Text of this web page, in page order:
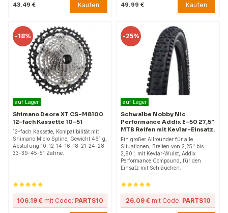
43.49 € Kaufen 49.99 € Kaufen
-18%
auf Lager
Shimano Deore XT CS-M8100
12-fach Kassette 10-51
12-fach Kassette, Kompatibilität mit
Shimano Micro Spline, Gewicht 461 g,
Abstufung 10-12-14-16-18-21-24-28-
33-39-45-51 Zähne.
106.19 € mit Code: PARTS10
-25%
auf Lager
Schwalbe Nobby Nic
Performance Addix E-50 27,5"
MTB Reifen mit Kevlar-Einsatz.
Ein großer Allrounder für alle
Situationen, Breiten von 2,25" bis
2,80", mit Kevlar-Wulst, Addix
Performance Compound, für den
Einsatz mit Schläuchen.
26.09 € mit Code: PARTS10